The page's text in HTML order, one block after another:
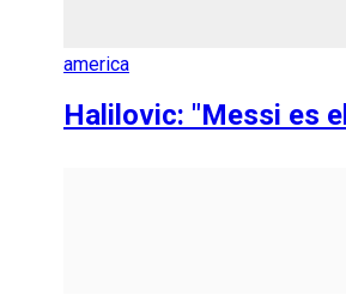
america
Halilovic: "Messi es